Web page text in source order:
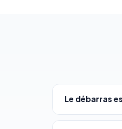
Le débarras